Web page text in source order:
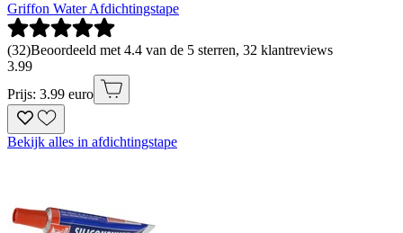
Griffon Water Afdichtingstape
(32)Beoordeeld met 4.4 van de 5 sterren, 32 klantreviews
3.99
Prijs: 3.99 euro
Bekijk alles in afdichtingstape